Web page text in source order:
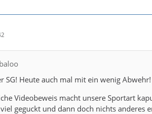
SG! Heute auch mal mit ein wenig Abwehr!
Videobeweis macht unsere Sportart
geguckt und dann doch nichts anderes